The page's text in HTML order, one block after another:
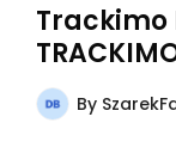
Trackimo
By